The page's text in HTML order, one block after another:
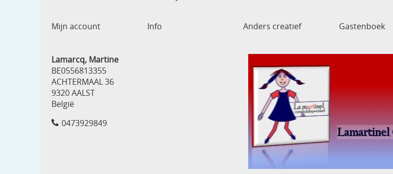
Mijn account
Info Anders creatief Gastenboek
Lamarcq, Martine
BE0556813355
ACHTERMAAL 36
9320 AALST
België
0473929849